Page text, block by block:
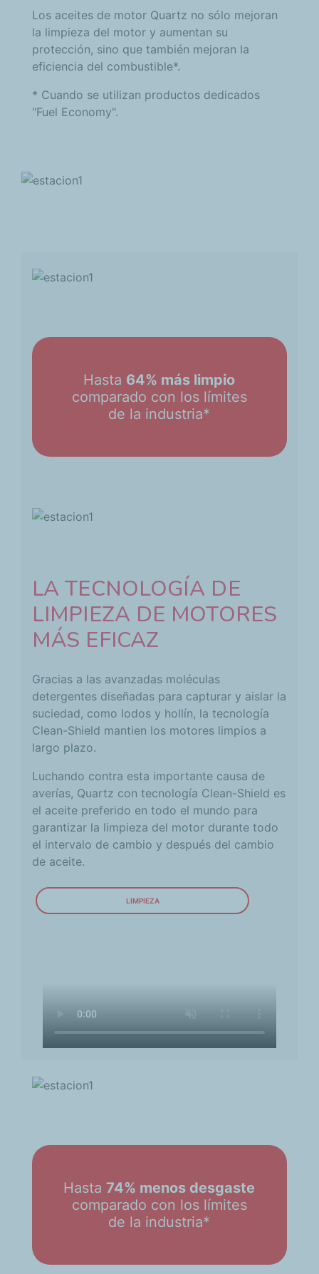
Los aceites de motor Quartz no sólo mejoran
la limpieza del motor y aumentan su
protección, sino que también mejoran la
eficiencia del combustible*.
* Cuando se utilizan productos dedicados
"Fuel Economy".
Hasta 64% más limpio
comparado con los límites
de la industria*
LA TECNOLOGÍA DE
LIMPIEZA DE MOTORES
MÁS EFICAZ
Gracias a las avanzadas moléculas
detergentes diseñadas para capturar y aislar la
suciedad, como lodos y hollín, la tecnología
Clean-Shield mantien los motores limpios a
largo plazo.
Luchando contra esta importante causa de
averías, Quartz con tecnología Clean-Shield es
el aceite preferido en todo el mundo para
garantizar la limpieza del motor durante todo
el intervalo de cambio y después del cambio
de aceite.
LIMPIEZA
Hasta74% menos desgaste
comparado con los límites
de la industria*